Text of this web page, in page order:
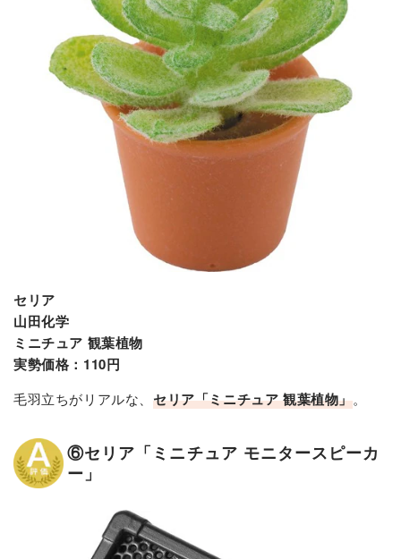
セリア
山田化学
ミニチュア 観葉植物
実勢価格：110円
毛羽立ちがリアルな、 セリア「ミニチュア 観葉植物」。
⑥セリア「ミニチュア モニタースピーカ
ー」